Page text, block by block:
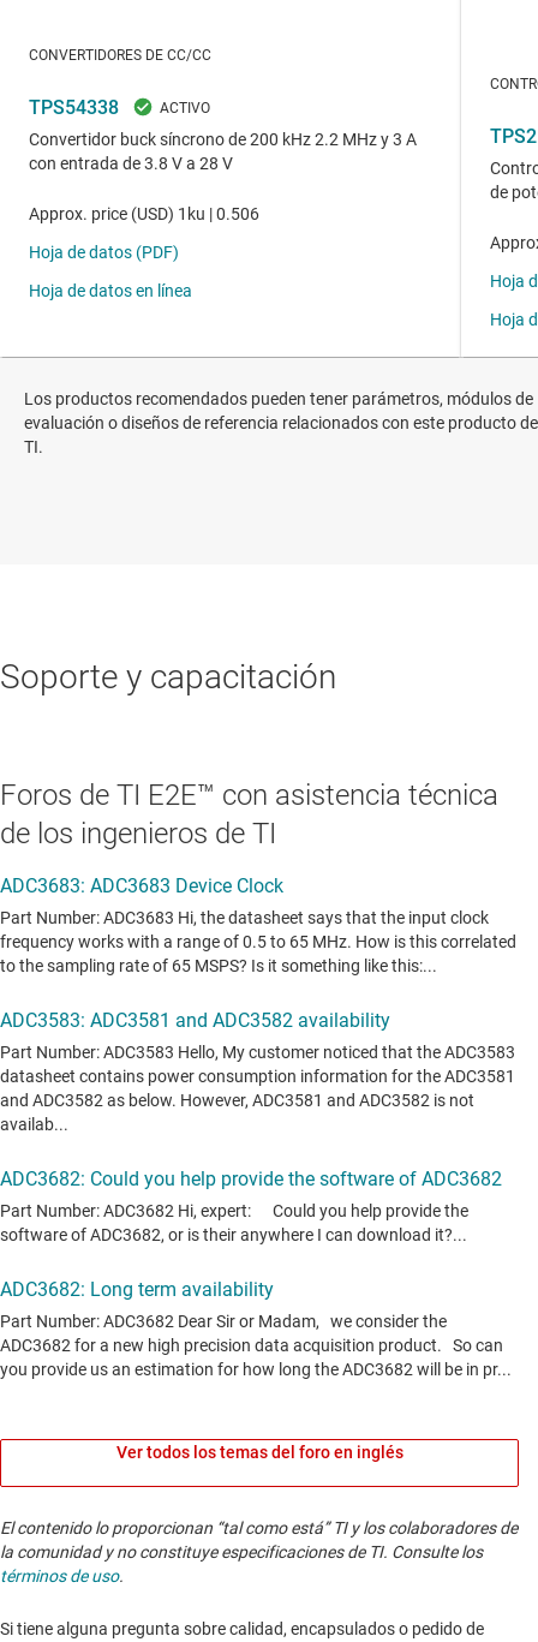
Los productos recomendados pueden tener parámetros, módulos de
evaluación o diseños de referencia relacionados con este producto de
TI.
Soporte y capacitación
Foros de TI E2E™ con asistencia técnica
de los ingenieros de TI
Ver todos los temas del foro en inglés
El contenido lo proporcionan “tal como está” TI y los colaboradores de
la comunidad y no constituye especificaciones de TI. Consulte los
términos de uso.
Si tiene alguna pregunta sobre calidad, encapsulados o pedido de